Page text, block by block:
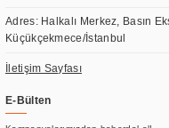
Adres: Halkalı Merkez, Basın
Küçükçekmece/İstanbul
İletişim Sayfası
E-Bülten